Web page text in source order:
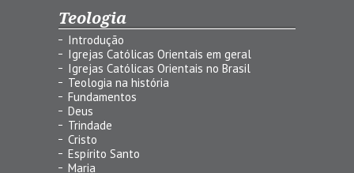
Teologia
Introdução
Igrejas Católicas Orientais em geral
Igrejas Católicas Orientais no Brasil
Teologia na história
Fundamentos
Deus
Trindade
Cristo
Espírito Santo
Maria